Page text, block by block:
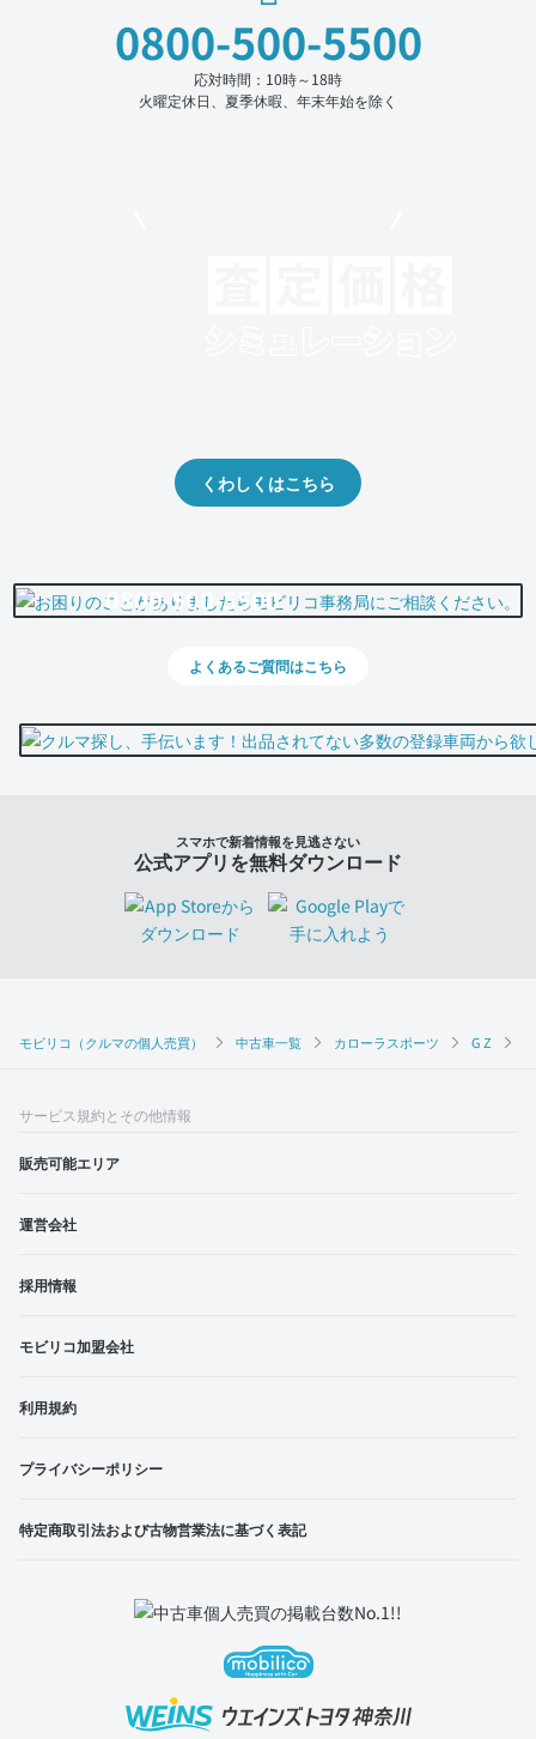
モビリコ（クルマの個人売買） 中古車一覧 カローラスポーツ G Z
0800-500-5500
応対時間：10時～18時
火曜定休日、夏季休暇、年末年始を除く
くわしくはこちら
0800-500-5500
よくあるご質問はこちら
スマホで新着情報を見逃さない
公式アプリを無料ダウンロード
サービス規約とその他情報
販売可能エリア
運営会社
採用情報
モビリコ加盟会社
利用規約
プライバシーポリシー
特定商取引法および古物営業法に基づく表記